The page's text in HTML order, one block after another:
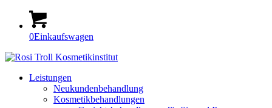
0Einkaufswagen
Leistungen
Neukundenbehandlung
Kosmetikbehandlungen